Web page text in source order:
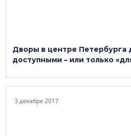
Дворы в центре Петербурга
доступными – или только
3 декабря 2017